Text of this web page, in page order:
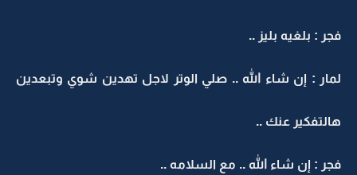
فجر : بلغيه بليز ..
لمار : إن شاء الله .. صلي الوتر لاجل تهدين شوي وتبعدين
هالتفكير عنك ..
فجر : إن شاء الله .. مع السلامه ..